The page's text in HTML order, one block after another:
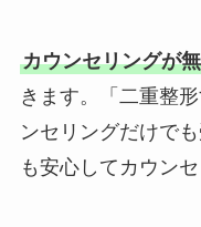
カウンセリングが
きます。「二重整
ンセリングだけで
も安心してカウン